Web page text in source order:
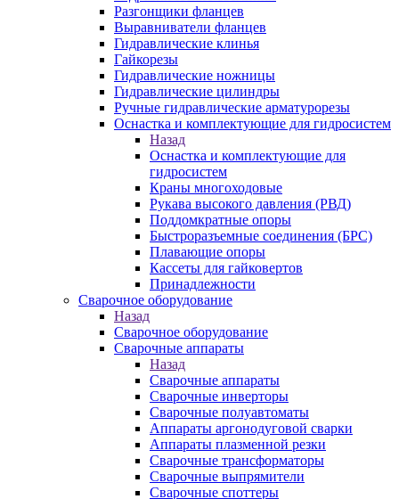
Разгонщики фланцев
Выравниватели фланцев
Гидравлические клинья
Гайкорезы
Гидравлические ножницы
Гидравлические цилиндры
Ручные гидравлические арматурорезы
Оснастка и комплектующие для гидросистем
Назад
Оснастка и комплектующие для
гидросистем
Краны многоходовые
Рукава высокого давления (РВД)
Поддомкратные опоры
Быстроразъемные соединения (БРС)
Плавающие опоры
Кассеты для гайковертов
Принадлежности
Сварочное оборудование
Назад
Сварочное оборудование
Сварочные аппараты
Назад
Сварочные аппараты
Сварочные инверторы
Сварочные полуавтоматы
Аппараты аргонодуговой сварки
Аппараты плазменной резки
Сварочные трансформаторы
Сварочные выпрямители
Сварочные споттеры